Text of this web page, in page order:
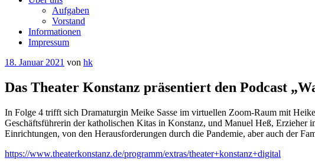
Aufgaben
Vorstand
Informationen
Impressum
Veröffentlicht
18. Januar 2021 von hk
Das Theater Konstanz präsentiert den Podcast
In Folge 4 trifft sich Dramaturgin Meike Sasse im virtuellen Zoom-Raum mit
Geschäftsführerin der katholischen Kitas in Konstanz, und Manuel Heß, Erzieher
Einrichtungen, von den Herausforderungen durch die Pandemie, aber auch der
https://www.theaterkonstanz.de/programm/extras/theater+konstanz+digital